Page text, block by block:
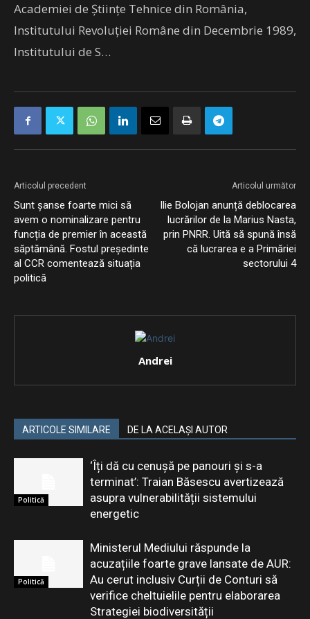
Academiei de Ştiinţe Tehnice din România,
Institutului Revoluţiei Române din Decembrie 1989,
Institutului de S…
Articolul precedent
Sunt șanse foarte mici să
avem o nominalizare pentru
funcția de premier în această
săptămână. Fostul președinte
al CCR comentează situația
politică
Articolul următor
Ilie Bolojan anunță deblocarea
lucrărilor de la Marius Nasta,
prin PNRR. Uită să spună însă
că lucrarea e a Primăriei
sectorului 4
Andrei
ARTICOLE SIMILARE DE LA ACELAȘI AUTOR
Politică
‘Îți dă cu cenușă pe panouri și s-a
terminat’: Traian Băsescu avertizează
asupra vulnerabilității sistemului
energetic
Politică
Ministerul Mediului răspunde la
acuzațiile foarte grave lansate de AUR:
Au cerut inclusiv Curții de Conturi să
verifice cheltuielile pentru elaborarea
Strategiei biodiversității